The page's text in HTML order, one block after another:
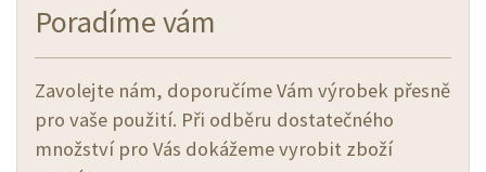
Poradíme vám
Zavolejte nám, doporučíme Vám výrobek přesně
pro vaše použití. Při odběru dostatečného
množství pro Vás dokážeme vyrobit zboží